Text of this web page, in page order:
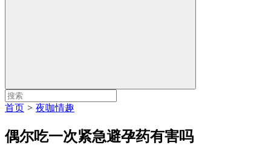
首页 > 夜咖情趣
偶尔吃一次紧急避孕药有害吗